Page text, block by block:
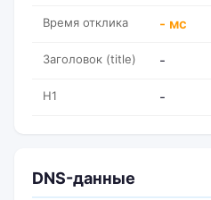
Время отклика - мс
Заголовок (title) -
H1 -
DNS-данные